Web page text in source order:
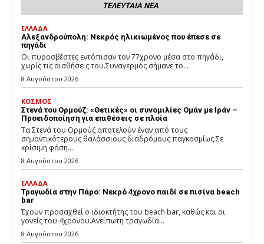
ΤΕΛΕΥΤΑΙΑ ΝΕΑ
ΕΛΛΑΔΑ
Αλεξανδρούπολη: Νεκρός ηλικιωμένος που έπεσε σε
πηγάδι
Οι πυροσβέστες εντόπισαν τον 77χρονο μέσα στο πηγάδι,
χωρίς τις αισθήσεις του.Συναγερμός σήμανε το...
8 Αυγούστου 2026
ΚΟΣΜΟΣ
Στενά του Ορμούζ: «Θετικές» οι συνομιλίες Ομάν με Ιράν –
Προειδοποίηση για επιθέσεις σε πλοία
Τα Στενά του Ορμούζ αποτελούν έναν από τους
σημαντικότερους θαλάσσιους διαδρόμους παγκοσμίως.Σε
κρίσιμη φάση...
8 Αυγούστου 2026
ΕΛΛΑΔΑ
Τραγωδία στην Πάρο: Νεκρό 4χρονο παιδί σε πισίνα beach
bar
Έχουν προσαχθεί ο ιδιοκτήτης του beach bar, καθώς και οι
γονείς του 4χρονου.Ανείπωτη τραγωδία...
8 Αυγούστου 2026